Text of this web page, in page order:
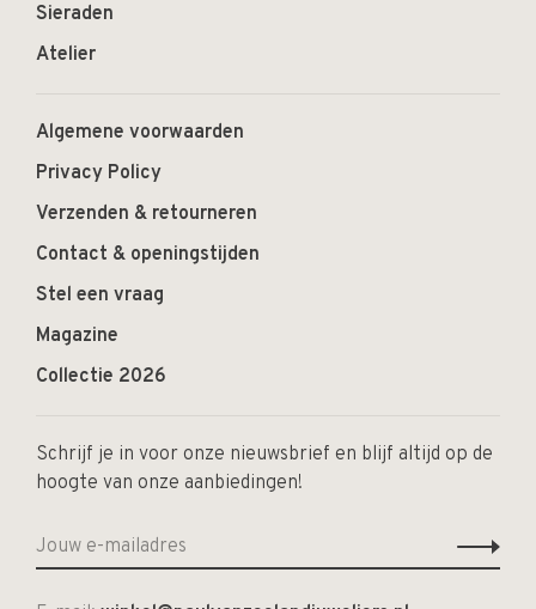
Sieraden
Atelier
Algemene voorwaarden
Privacy Policy
Verzenden & retourneren
Contact & openingstijden
Stel een vraag
Magazine
Collectie 2026
Schrijf je in voor onze nieuwsbrief en blijf altijd op de
hoogte van onze aanbiedingen!